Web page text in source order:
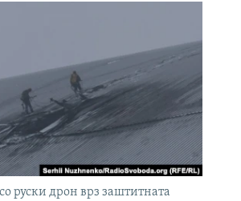
руски дрон врз заштитната